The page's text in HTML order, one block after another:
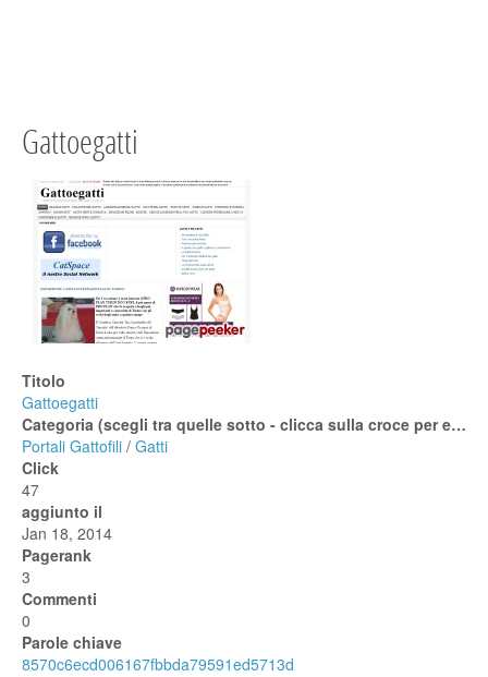
Gattoegatti
Titolo
Gattoegatti
Categoria (scegli tra quelle sotto - clicca sulla croce per espanderle)
Portali Gattofili / Gatti
Click
47
aggiunto il
Jan 18, 2014
Pagerank
3
Commenti
0
Parole chiave
8570c6ecd006167fbbda79591ed5713d